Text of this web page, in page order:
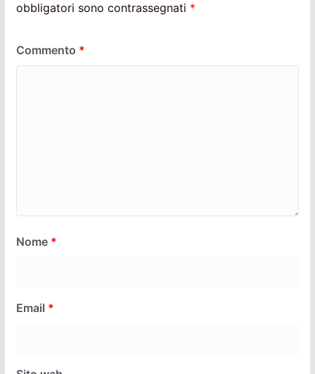
obbligatori sono contrassegnati *
Commento *
Nome *
Email *